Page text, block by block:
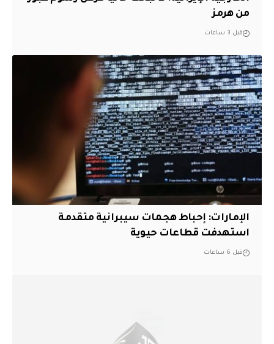
من هرمز
قبل 3 ساعات
الإمارات: إحباط هجمات سيبرانية متقدمة
استهدفت قطاعات حيوية
قبل 6 ساعات